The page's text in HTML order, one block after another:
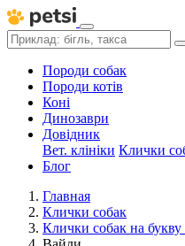
Породи собак
Породи котів
Коні
Динозаври
Довідник
Вет. клініки Клички
Блог
Главная
Клички собак
Клички собак на